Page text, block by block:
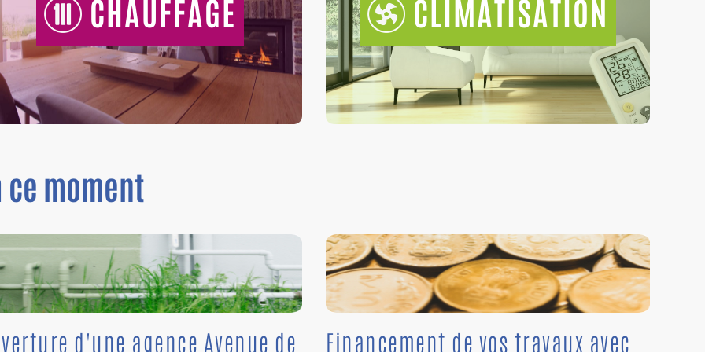
CHAUFFAGE CLIMATISATION
ce moment
d'une agence Avenue de Financement de vos travaux avec